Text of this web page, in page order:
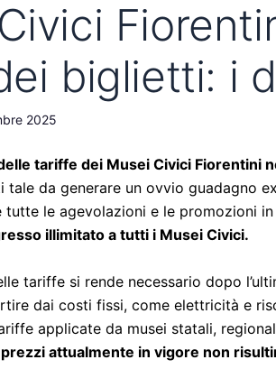
biglietti: i
2025
tariffe dei Musei Civici Fiorentini
tale da generare un ovvio guadagno
tutte le agevolazioni e le promozioni
illimitato a tutti i Musei Civici.
tariffe si rende necessario dopo
dai costi fissi, come elettricità e
applicate da musei statali,
attualmente in vigore non